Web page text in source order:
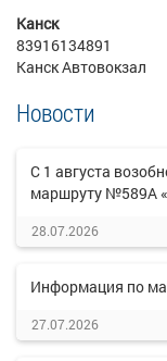
Канск
83916134891
Канск Автовокзал
Новости
С 1 августа
маршруту №589А
28.07.2026
Информация по
27.07.2026